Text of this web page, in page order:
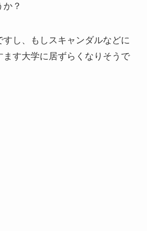
？
し、もしスキャンダルなどに
ます大学に居ずらくなりそうで